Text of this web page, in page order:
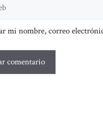
mi nombre, correo